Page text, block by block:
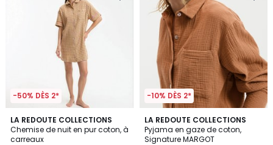
-50% DÈS 2*
LA REDOUTE COLLECTIONS
Chemise de nuit en pur coton, à
carreaux
-10% DÈS 2*
LA REDOUTE COLLECTIONS
Pyjama en gaze de coton,
Signature MARGOT
4,7
/ 5
4
Couleurs